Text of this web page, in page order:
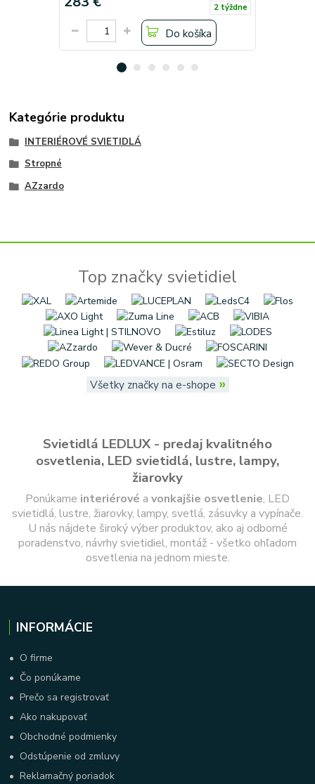
2 týždne
Do košíka
Kategórie produktu
INTERIÉROVÉ SVIETIDLÁ
Stropné
AZzardo
Top značky svietidiel
Všetky značky na e-shope »
Svietidlá LEDLUX - predaj kvalitného
osvetlenia, LED svietidlá, lustre, lampy,
žiarovky
Ponúkame interiérové a vonkajšie osvetlenie, LED
svietidlá, lustre, žiarovky, lampy, svetlá, zásuvky a vypínače.
U nás nájdete široký výber produktov, ako aj odborné
poradenstvo, návrhy svietidiel, montáž - všetko ohľadom
osvetlenia na jednom mieste.
INFORMÁCIE
• O firme
• Čo ponúkame
•Prečo sa registrovať
•Ako nakupovať
• Obchodné podmienky
• Odstúpenie od zmluvy
•Reklamačný poriadok